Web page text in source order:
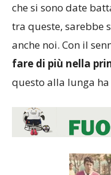
che si sono date
tra queste, sarebbe
anche noi. Con il
fare di più nella
questo alla lunga